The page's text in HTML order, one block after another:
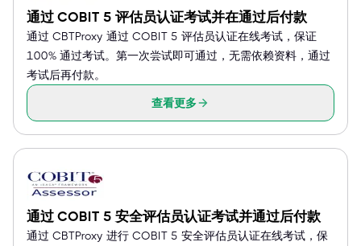
通过 COBIT 5 评估员认证考试并在通过后付款
通过 CBTProxy 通过 COBIT 5 评估员认证在线考试，保证
100% 通过考试。第一次尝试即可通过，无需依赖资料，通过
考试后再付款。
查看更多
通过 COBIT 5 安全评估员认证考试并通过后付款
通过 CBTProxy 进行 COBIT 5 安全评估员认证在线考试，保